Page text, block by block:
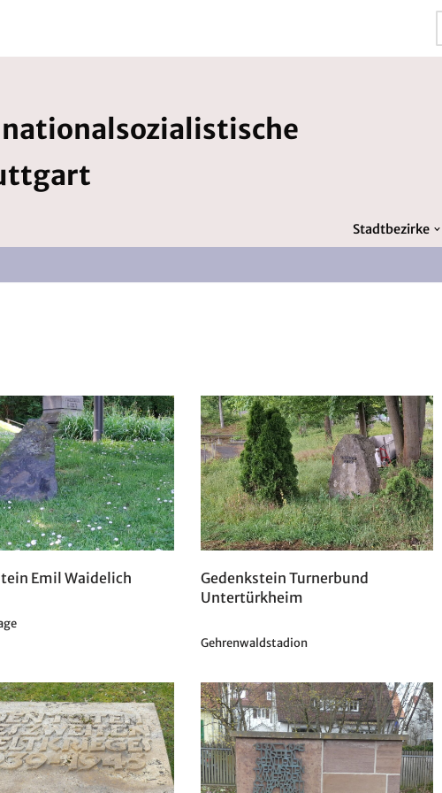
Stadtbezirke
Emil Waidelich
Gedenkstein Turnerbund
Untertürkheim
Gehrenwaldstadion